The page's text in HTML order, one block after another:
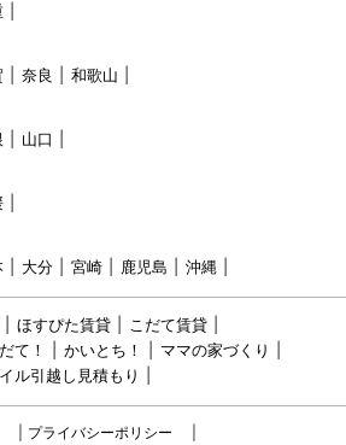
奈良
和歌山
山口
大分 宮崎 鹿児島 沖縄
ほすぴた賃貸
こだて賃貸
て！ かいとち！
ママの家づくり
ル引越し見積もり
プライバシーポリシー